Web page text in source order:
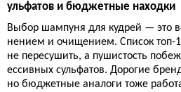
ульфатов и бюджетные находки
Выбор шампуня для кудрей — это
нением и очищением. Список топ-
не пересушить, а пушистость
ессивных сульфатов. Дорогие
но бюджетные аналоги тоже